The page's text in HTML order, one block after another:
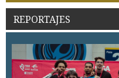
REPORTAJES